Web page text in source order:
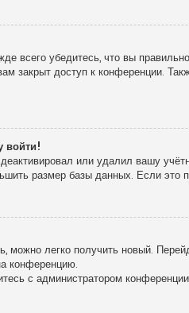
всего убедитесь, что вы
закрыт доступ к конференции.
войти!
или удалил вашу
размер базы данных. Если это
можно легко получить новый.
конференцию.
с администратором